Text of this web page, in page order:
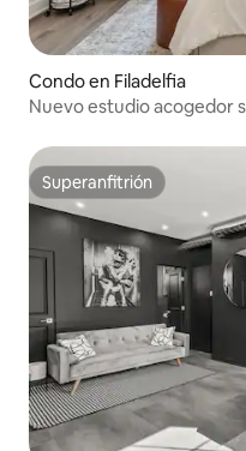
Condo en Filadelfia
Nuevo estudio acogedor
Superanfitrión
Superanfitrión